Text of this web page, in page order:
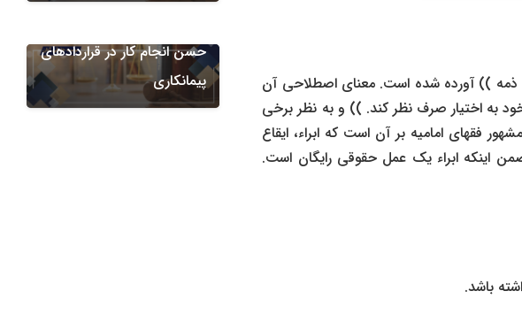
ذمه )) آورده شده است. معنای اصطلاحی آن
از حق خود به اختیار صرف نظر کند. )) و به نظر برخی
فقهای امامیه بر آن است که ابراء، ایقاع
اینکه ابراء یک عمل حقوقی رایگان است.
باشد.
حسن انجام کار در قراردادهای
پیمانکاری